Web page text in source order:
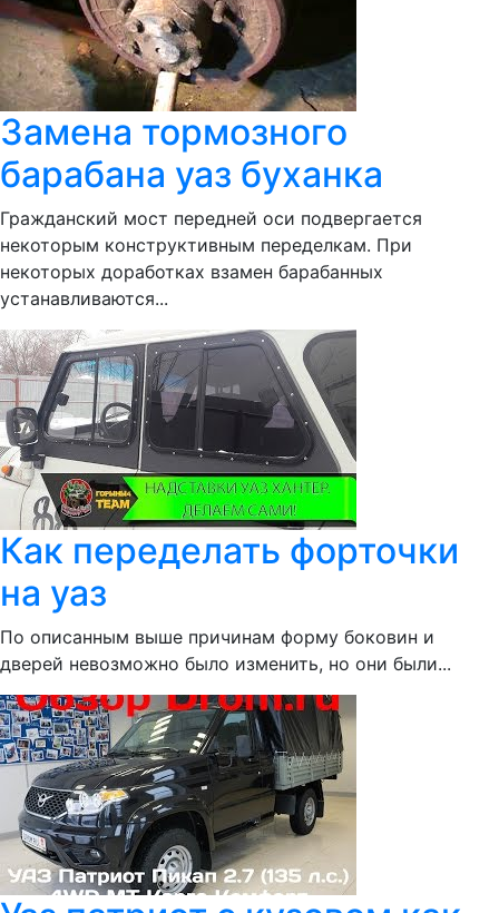
Замена тормозного
барабана уаз буханка
Гражданский мост передней оси подвергается
некоторым конструктивным переделкам. При
некоторых доработках взамен барабанных
устанавливаются...
Как переделать форточки
на уаз
По описанным выше причинам форму боковин и
дверей невозможно было изменить, но они были...